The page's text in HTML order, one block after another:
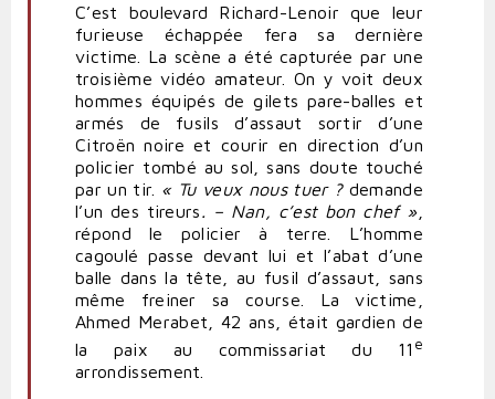
C’est boulevard Richard-Lenoir que leur
furieuse échappée fera sa dernière
victime. La scène a été capturée par une
troisième vidéo amateur. On y voit deux
hommes équipés de gilets pare-balles et
armés de fusils d’assaut sortir d’une
Citroën noire et courir en direction d’un
policier tombé au sol, sans doute touché
par un tir. « Tu veux nous tuer? demande
l’un des tireurs . – Nan, c’est bon chef »,
répond le policier à terre. L’homme
cagoulé passe devant lui et l’abat d’une
balle dans la tête, au fusil d’assaut, sans
même freiner
sa course. La victime,
Ahmed Merabet, 42 ans, était gardien de
la paix au commissariat du 11 e
arrondissement.